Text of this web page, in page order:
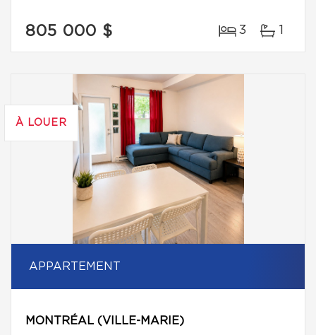
805 000 $ 3 1
À LOUER
APPARTEMENT
MONTRÉAL (VILLE-MARIE)